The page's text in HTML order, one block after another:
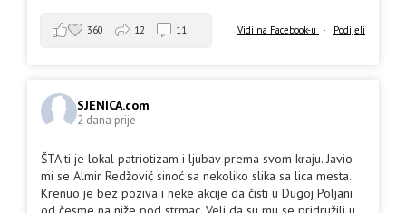
Vidi na Facebook-u · Podijeli
360 12 11
SJENICA.com
2 dana prije
ŠTA ti je lokal patriotizam i ljubav prema svom kraju. Javio
mi se Almir Redžović sinoć sa nekoliko slika sa lica mesta.
Krenuo je bez poziva i neke akcije da čisti u Dugoj Poljani